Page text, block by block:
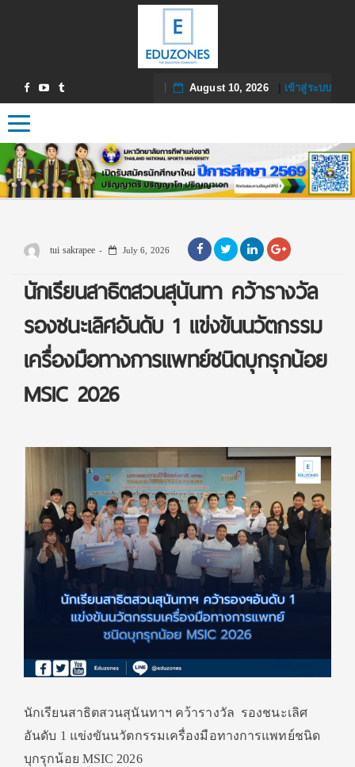
August 10, 2026| เข้าสู่ระบบ
Toggle navigation
tui sakrapee July 6, 2026
นักเรียนสาธิตสวนสุนันทา คว้ารางวัล
รองชนะเลิศอันดับ 1 แข่งขันนวัตกรรม
เครื่องมือทางการแพทย์ชนิดบุกรุกน้อย
MSIC 2026
นักเรียนสาธิตสวนสุนันทาฯ คว้ารางวัล รองชนะเลิศ
อันดับ 1 แข่งขันนวัตกรรมเครื่องมือทางการแพทย์ชนิด
บุกรุกน้อย MSIC 2026